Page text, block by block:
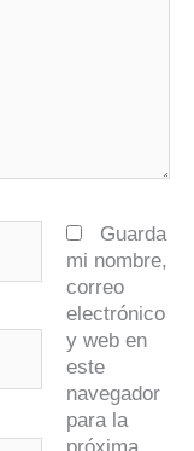
Guarda
mi nombre,
correo
electrónico
y web en
este
navegador
para la